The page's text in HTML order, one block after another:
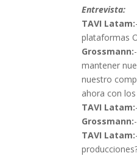
Entrevista:
TAVI Latam:
plataformas
Grossmann:
mantener
nuestro
ahora con
TAVI Latam:
Grossmann:
TAVI Latam: